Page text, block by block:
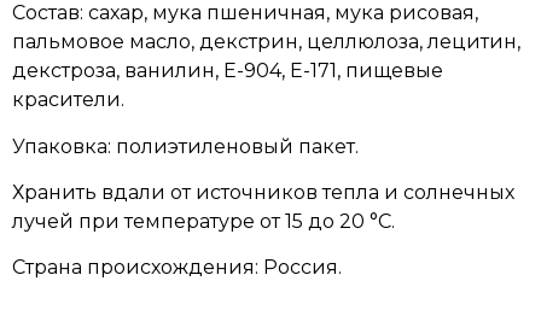
Состав: сахар, мука пшеничная, мука рисовая,
пальмовое масло, декстрин, целлюлоза, лецитин,
декстроза, ванилин, Е-904, E-171, пищевые
красители.
Упаковка: полиэтиленовый пакет.
Хранить вдали от источников тепла и солнечных
лучей при температуре от 15 до 20 °C.
Страна происхождения: Россия.